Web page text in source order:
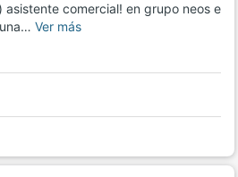
asistente comercial! en grupo neos e
Ver más